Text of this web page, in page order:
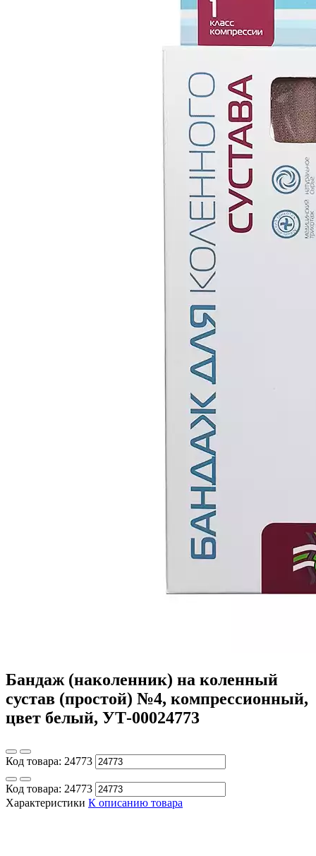
Бандаж (наколенник) на коленный
сустав (простой) №4, компрессионный,
цвет белый, УТ-00024773
Код товара: 24773
Код товара: 24773
Характеристики К описанию товара